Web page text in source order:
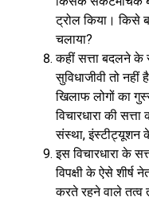
ट्रोल किया। किसे
चलाया?
कहीं सत्ता बदलने के
सुविधाजीवी तो
खिलाफ लोगों का
विचारधारा की
संस्था, इंस्टीट्यूशन
इस विचारधारा के
विपक्षी के ऐसे शीर्ष
करते रहने वाले तत्व